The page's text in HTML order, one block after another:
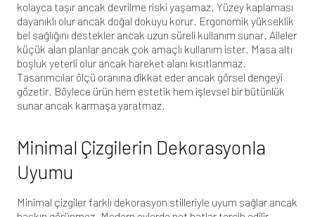
kolayca taşır ancak devrilme riski yaşamaz. Yüzey kaplaması
dayanıklı olur ancak doğal dokuyu korur. Ergonomik yükseklik
bel sağlığını destekler ancak uzun süreli kullanım sunar. Aileler
küçük alan planlar ancak çok amaçlı kullanım ister. Masa altı
boşluk yeterli olur ancak hareket alanı kısıtlanmaz.
Tasarımcılar ölçü oranına dikkat eder ancak görsel dengeyi
gözetir. Böylece ürün hem estetik hem işlevsel bir bütünlük
sunar ancak karmaşa yaratmaz.
Minimal Çizgilerin Dekorasyonla
Uyumu
Minimal çizgiler farklı dekorasyon stilleriyle uyum sağlar ancak